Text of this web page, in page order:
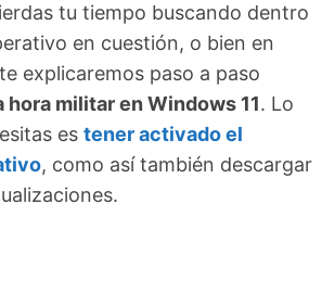
tu tiempo buscando dentro
en cuestión, o bien en
explicaremos paso a paso
hora militar en Windows 11. Lo
es tener activado el
, como así también descargar